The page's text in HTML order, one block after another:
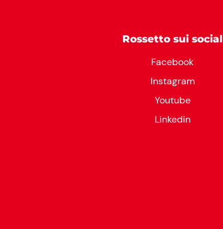
Rossetto sui social
Facebook
Instagram
Youtube
Linkedin